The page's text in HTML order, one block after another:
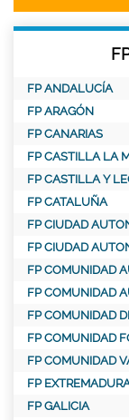
FP ANDALUCÍA
FP ARAGÓN
FP CANARIAS
FP CASTILLA LA
FP CASTILLA Y
FP CATALUÑA
FP CIUDAD
FP CIUDAD
FP COMUNIDAD
FP COMUNIDAD
FP COMUNIDAD
FP COMUNIDAD
FP COMUNIDAD
FP
FP GALICIA